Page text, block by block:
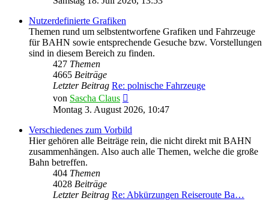
Nutzerdefinierte Grafiken
Themen rund um selbstentworfene Grafiken und Fahrzeuge
für BAHN sowie entsprechende Gesuche bzw. Vorstellungen
sind in diesem Bereich zu finden.
427 Themen
4665 Beiträge
Letzter Beitrag Re: polnische Fahrzeuge
von Sascha Claus
Beitrag
Montag 3. August 2026, 10:47
Verschiedenes zum Vorbild
Hier gehören alle Beiträge rein, die nicht direkt mit BAHN
zusammenhängen. Also auch alle Themen, welche die große
Bahn betreffen.
404 Themen
4028 Beiträge
Letzter Beitrag Re: Abkürzungen Reiseroute Ba…